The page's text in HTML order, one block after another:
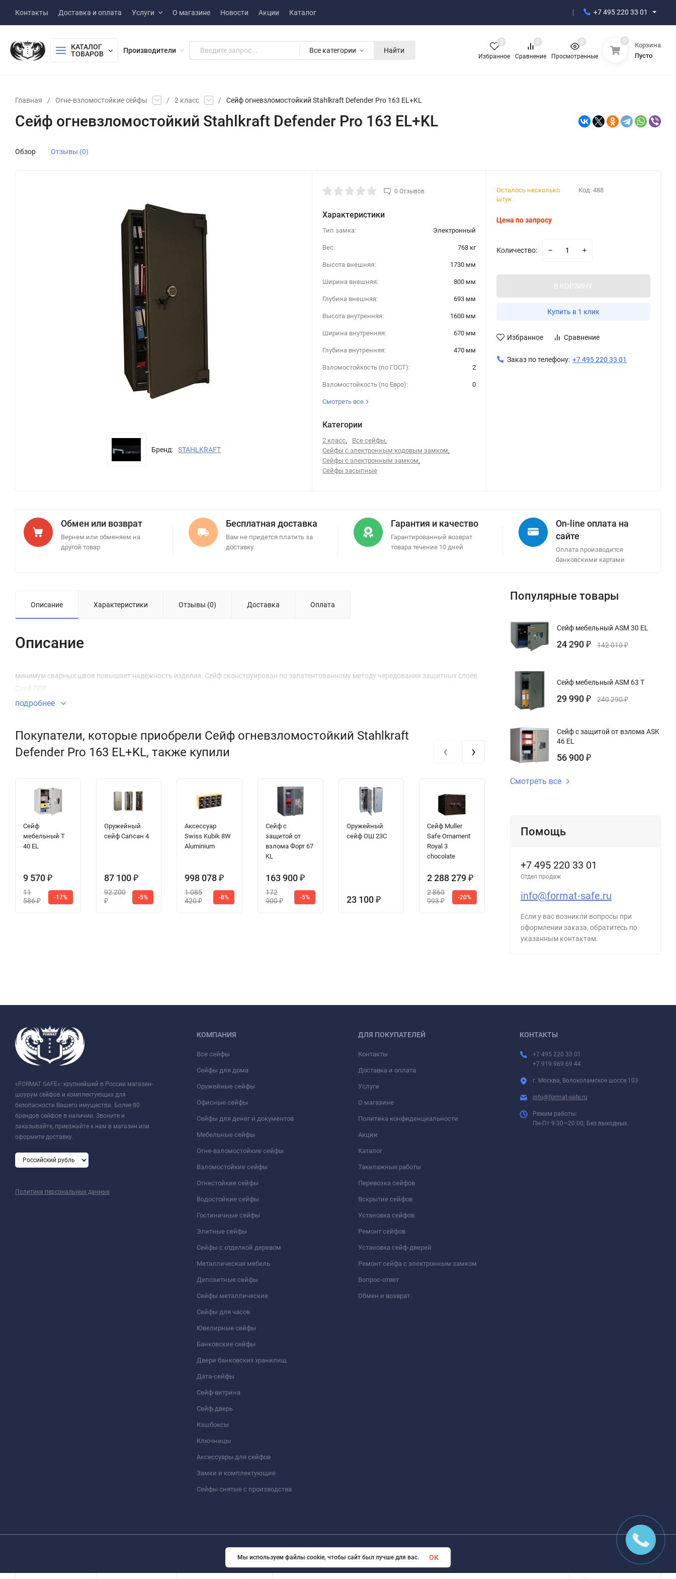
Контакты Доставка и оплата Услуги О магазине Новости Акции Каталог +7 495 220 33 01
КАТАЛОГ
ТОВАРОВ
Производители Все категории Найти
Избранное
0
Сравнение
0
Просмотренные
0 0
Корзина
Пусто
Главная / Огне-взломостойкие сейфы / 2 класс / Сейф огневзломостойкий Stahlkraft Defender Pro 163 EL+KL
Сейф огневзломостойкий Stahlkraft Defender Pro 163 EL+KL
Обзор Отзывы (0)
Бренд: STAHLKRAFT
0 Отзывов
Характеристики
Тип замка: Электронный
Вес: 768 кг
Высота внешняя: 1730 мм
Ширина внешняя: 800 мм
Глубина внешняя: 693 мм
Высота внутренняя: 1600 мм
Ширина внутренняя: 670 мм
Глубина внутренняя: 470 мм
Взломостойкость (по ГОСТ): 2
Взломостойкость (по Евро): 0
Смотреть все
Категории
2 класс, Все сейфы,
Сейфы с электронным кодовым замком,
Сейфы с электронным замком,
Сейфы засыпные
Осталось несколько
штук
Код: 488
Цена по запросу
Количество:
В КОРЗИНУ
Купить в 1 клик
Избранное Сравнение
Заказ по телефону: +7 495 220 33 01
Обмен или возврат
Вернем или обменяем на
другой товар
Бесплатная доставка
Вам не придется платить за
доставку
Гарантия и качество
Гарантированный возврат
товара течение 10 дней
On-line оплата на
сайте
Оплата производится
банковскими картами
Описание Характеристики Отзывы (0) Доставка Оплата
Описание
минимум сварных швов повышает надёжность изделия. Сейф сконструирован по запатентованному методу чередования защитных слоёв.
Слой DDB
подробнее
Покупатели, которые приобрели Сейф огневзломостойкий Stahlkraft
Defender Pro 163 EL+KL, также купили
Сейф
мебельный T
40 EL
9 570 ₽
11
586₽
-17%
Оружейный
сейф Сапсан 4
87 100 ₽
92 200
₽
-5%
Аксессуар
Swiss Kubik 8W
Aluminium
998 078₽
1 085
420₽
-8%
Сейф с
защитой от
взлома Форт 67
KL
163 900 ₽
172
900₽
-5%
Оружейный
сейф ОШ 23С
23 100 ₽
Сейф Muller
Safe Ornament
Royal 3
chocolate
2 288 279₽
2 860
993₽
-20%
Шкаф
архивный АМТ
33 830 ₽
360₽
-20%
401
900₽
‹ ›
Популярные товары
Сейф мебельный ASM 30 EL
24 290 ₽ 142 010₽
Сейф мебельный ASM 63 T
29 990 ₽ 240 290₽
Сейф с защитой от взлома ASK
46 EL
56 900 ₽
Смотреть все
Помощь
+7 495 220 33 01
Отдел продаж
info@format-safe.ru
Если у вас возникли вопросы при
оформлении заказа, обратитесь по
указанным контактам.
«FORMAT SAFE»: крупнейший в России магазин-
шоурум сейфов и комплектующих для
безопасности Вашего имущества. Более 80
брендов сейфов в наличии. Звоните и
заказывайте, приезжайте к нам в магазин или
оформите доставку.
Политика персональных данных
КОМПАНИЯ
Все сейфы
Сейфы для дома
Оружейные сейфы
Офисные сейфы
Сейфы для денег и документов
Мебельные сейфы
Огне-взломостойкие сейфы
Взломостойкие сейфы
Огнестойкие сейфы
Водостойкие сейфы
Гостиничные сейфы
Элитные сейфы
Сейфы с отделкой деревом
Металлическая мебель
Депозитные сейфы
Сейфы металлические
Сейфы для часов
Ювелирные сейфы
Банковские сейфы
Двери банковских хранилищ
Дата-сейфы
Сейф-витрина
Сейф-дверь
Кэшбоксы
Ключницы
Аксессуары для сейфов
Замки и комплектующие
Сейфы снятые с производства
ДЛЯ ПОКУПАТЕЛЕЙ
Контакты
Доставка и оплата
Услуги
О магазине
Политика конфиденциальности
Акции
Каталог
Такелажные работы
Перевозка сейфов
Вскрытие сейфов
Установка сейфов
Ремонт сейфов
Установка сейф-дверей
Ремонт сейфа с электронным замком
Вопрос-ответ
Обмен и возврат
КОНТАКТЫ
+7 495 220 33 01
+7 919 969 69 44
г. Москва, Волоколамское шоссе 103
info@format-safe.ru
Режим работы:
Пн-Пт 9:30—20:00; Без выходных.
© 2026 Format-safe.ru Все права защищены
Мы используем файлы cookie, чтобы сайт был лучше для вас. OK